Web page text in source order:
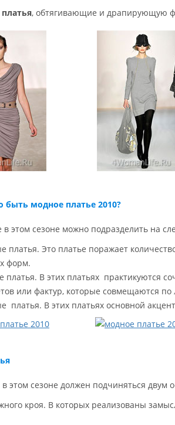
, обтягивающие и драпирующую
модное платье 2010?
в этом сезоне можно подразделить на
платья. Это платье поражает
форм.
платья. В этих платьях практикуются
или фактур, которые совмещаются
платья. В этих платьях основной
в этом сезоне должен подчиняться
кроя. В которых реализованы